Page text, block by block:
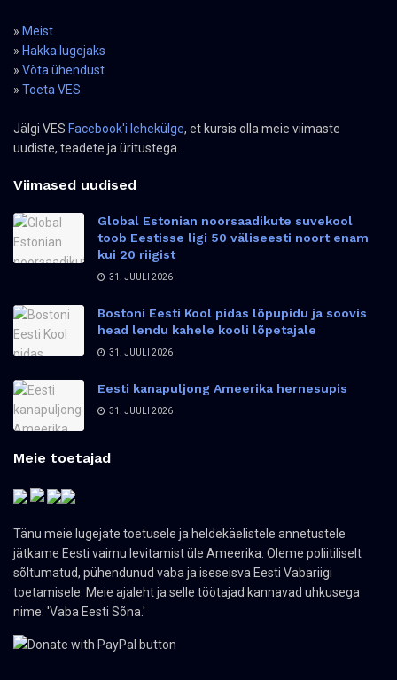
» Meist
» Hakka lugejaks
» Võta ühendust
» Toeta VES
Jälgi VES Facebook'i lehekülge, et kursis olla meie viimaste
uudiste, teadete ja üritustega.
Viimased uudised
Global Estonian noorsaadikute suvekool
toob Eestisse ligi 50 väliseesti noort enam
kui 20 riigist
31. JUULI 2026
Bostoni Eesti Kool pidas lõpupidu ja soovis
head lendu kahele kooli lõpetajale
31. JUULI 2026
Eesti kanapuljong Ameerika hernesupis
31. JUULI 2026
Meie toetajad
Tänu meie lugejate toetusele ja heldekäelistele annetustele
jätkame Eesti vaimu levitamist üle Ameerika. Oleme poliitiliselt
sõltumatud, pühendunud vaba ja iseseisva Eesti Vabariigi
toetamisele. Meie ajaleht ja selle töötajad kannavad uhkusega
nime: 'Vaba Eesti Sõna.'